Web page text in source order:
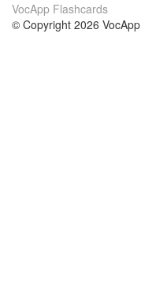
VocApp Flashcards
© Copyright 2026 VocApp